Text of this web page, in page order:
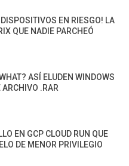
EN RIESGO! LA
QUE NADIE PARCHEÓ
ASÍ ELUDEN WINDOWS
.RAR
EN GCP CLOUD RUN QUE
DE MENOR PRIVILEGIO